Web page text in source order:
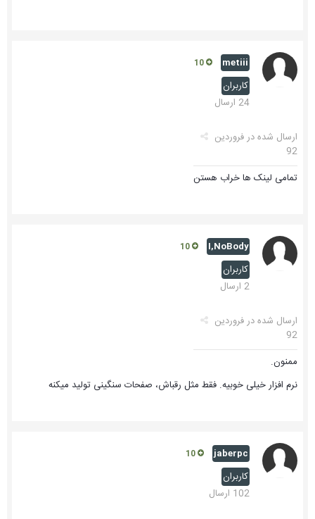
metiii
کاربران
24 ارسال
ارسال شده درفروردین
92
تمامی لینک ها خراب هستن
I,NoBody
کاربران
2 ارسال
ارسال شده درفروردین
92
ممنون.
نرم افزار خیلی خوبیه. فقط مثل رقباش، صفحات سنگینی تولید میکنه
jaberpc
کاربران
102 ارسال